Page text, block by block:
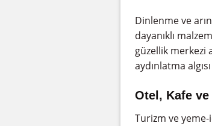
Dinlenme ve
dayanıklı
güzellik merkezi
aydınlatma
Otel, Kafe
Turizm ve